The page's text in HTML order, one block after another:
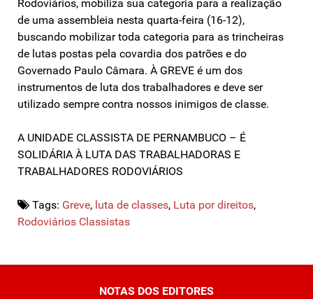
Rodoviários, mobiliza sua categoria para a realização
de uma assembleia nesta quarta-feira (16-12),
buscando mobilizar toda categoria para as trincheiras
de lutas postas pela covardia dos patrões e do
Governado Paulo Câmara. À GREVE é um dos
instrumentos de luta dos trabalhadores e deve ser
utilizado sempre contra nossos inimigos de classe.
A UNIDADE CLASSISTA DE PERNAMBUCO – É
SOLIDÁRIA À LUTA DAS TRABALHADORAS E
TRABALHADORES RODOVIÁRIOS
Tags: Greve, luta de classes, Luta por direitos,
Rodoviários Classistas
NOTAS DOS EDITORES